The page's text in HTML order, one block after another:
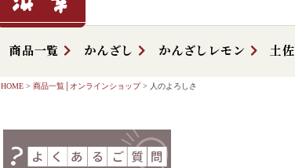
商品一覧 かんざし かんざしレモン 土
HOME 商品一覧│オンラインショップ 人のよろしさ